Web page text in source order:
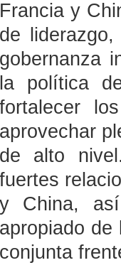
Francia y
de
gobernanza
la política
fortalecer
aprovechar
de alto
fuertes
y China,
apropiado
conjunta